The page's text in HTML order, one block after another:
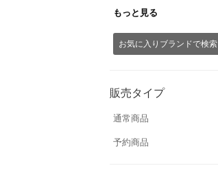
もっと見る
お気に入りブランドで検索
販売タイプ
通常商品
予約商品